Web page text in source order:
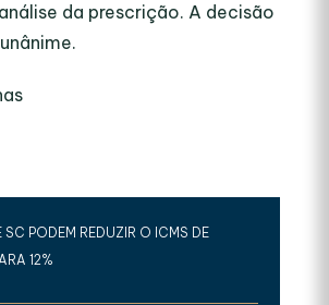
da prescrição. A decisão
SC PODEM REDUZIR O ICMS DE
12%